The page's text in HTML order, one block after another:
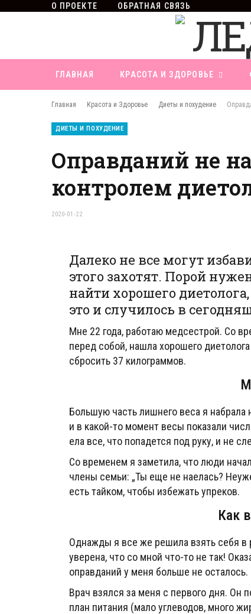
О ПРОЕКТЕ ОБРАТНАЯ СВЯЗЬ
ГЛАВНАЯ КРАСОТА И ЗДОРОВЬЕ
Главная Красота и Здоровье Диеты и похудение
ДИЕТЫ И ПОХУДЕНИЕ
Оправданий не
контролем
2020-01-22
Далеко не все могут
этого захотят. Порой
найти хорошего
это и случилось в
Мне 22 года, работаю медсестрой. Со
перед собой, нашла хорошего
сбросить 37 килограммов.
Большую часть лишнего веса я
и в какой-то момент весы показали
ела все, что попадется под руку, и не
Со временем я заметила, что люди
члены семьи: „Ты еще не наелась?
есть тайком, чтобы избежать упреков.
Как
Однажды я все же решила взять себя в
уверена, что со мной что-то не так!
оправданий у меня больше не осталось.
Врач взялся за меня с первого дня. Он
план питания (мало углеводов, много